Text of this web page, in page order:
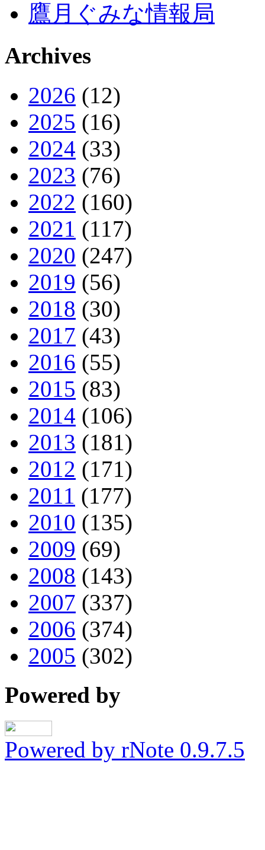
鷹月ぐみな情報局
Archives
2026 (12)
2025 (16)
2024 (33)
2023 (76)
2022 (160)
2021 (117)
2020 (247)
2019 (56)
2018 (30)
2017 (43)
2016 (55)
2015 (83)
2014 (106)
2013 (181)
2012 (171)
2011 (177)
2010 (135)
2009 (69)
2008 (143)
2007 (337)
2006 (374)
2005 (302)
Powered by
Powered by rNote 0.9.7.5